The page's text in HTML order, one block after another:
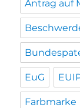
Antrag auf
EuG
Farbmarke